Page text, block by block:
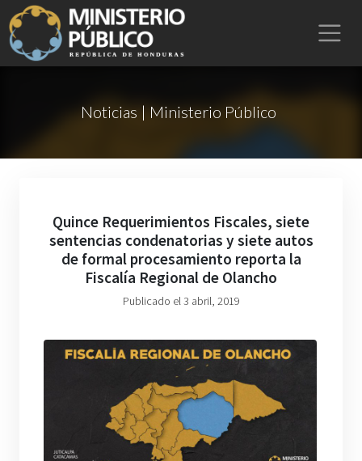
Noticias | Ministerio Público
Quince Requerimientos Fiscales, siete
sentencias condenatorias y siete autos
de formal procesamiento reporta la
Fiscalía Regional de Olancho
Publicado el 3 abril, 2019